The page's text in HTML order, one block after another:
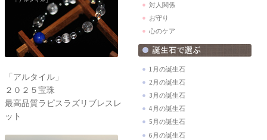
「アルタイル」
２０２５宝珠
最高品質ラピスラズリブレスレ
ット
対人関係
お守り
心のケア
1月の誕生石
2月の誕生石
3月の誕生石
4月の誕生石
5月の誕生石
6月の誕生石